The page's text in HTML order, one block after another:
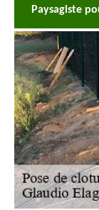
Paysagiste